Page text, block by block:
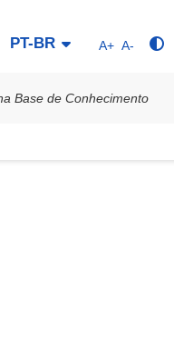
PT-BR A+ A-